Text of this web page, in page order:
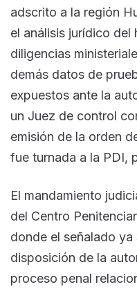
adscrito a la región
el análisis jurídico
diligencias
demás datos de
expuestos ante la
un Juez de control
emisión de la orden
fue turnada a la PDI,
El mandamiento
del Centro
donde el señalado
disposición de la
proceso penal